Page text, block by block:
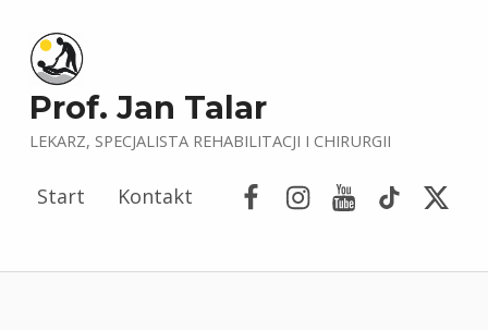
Prof. Jan Talar
LEKARZ, SPECJALISTA REHABILITACJI I CHIRURGII
Start Kontakt